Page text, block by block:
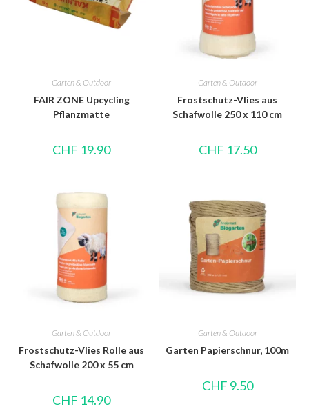
Garten & Outdoor
FAIR ZONE Upcycling
Pflanzmatte
CHF 19.90
Garten & Outdoor
Frostschutz-Vlies aus
Schafwolle 250 x 110 cm
CHF 17.50
Garten & Outdoor
Frostschutz-Vlies Rolle aus
Schafwolle 200 x 55 cm
CHF 14.90
Garten & Outdoor
Garten Papierschnur, 100m
CHF 9.50